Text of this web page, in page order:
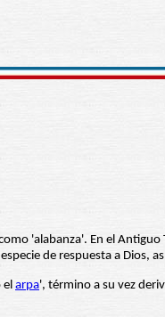
'alabanza'. En el
de respuesta a Dios,
el arpa', término a su vez